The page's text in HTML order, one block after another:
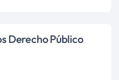
Derecho Público